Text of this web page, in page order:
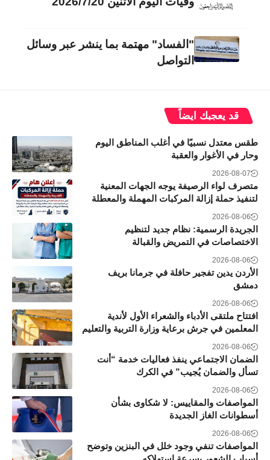
"الفساد" مهتمة بما ينشر عبر وسائل
التواصل
قد يعجبك ايضاً
طقس معتدل نسبيًا في أغلب المناطق اليوم
وحار في الأغوار والعقبة
2026-08-07
متصرف لواء الرصيفة يوجه الجهات المعنية
لتنفيذ حملة إزالة المركبات المهملة والمعطلة
2026-08-06
الجريدة الرسمية: نظام جديد لتنظيم
الاختصاصات في التمريض والقبالة
2026-08-06
الأردن يدين تفجير حافلة في جرمانا بريف
دمشق
2026-08-06
افتتاح ملتقى الأدباء والشعراء الأول لأندية
المعلمين في جرش برعاية وزارة التربية والتعليم
2026-08-06
الضمان الاجتماعي ينفذ فعاليات خدمة “أنت
تسأل والضمان يُجيب” في الكرك
2026-08-06
المواصفات والمقاييس: لا شكاوى بشأن
أسطوانات الغاز الجديدة
2026-08-06
المواصفات تنفي وجود خلل في البنزين وتوضح